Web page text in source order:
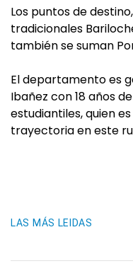
Los puntos de
tradicionales
también se suman
El departamento es
Ibañez con 18 años
estudiantiles, quien
trayectoria en este
LAS MÁS LEIDAS